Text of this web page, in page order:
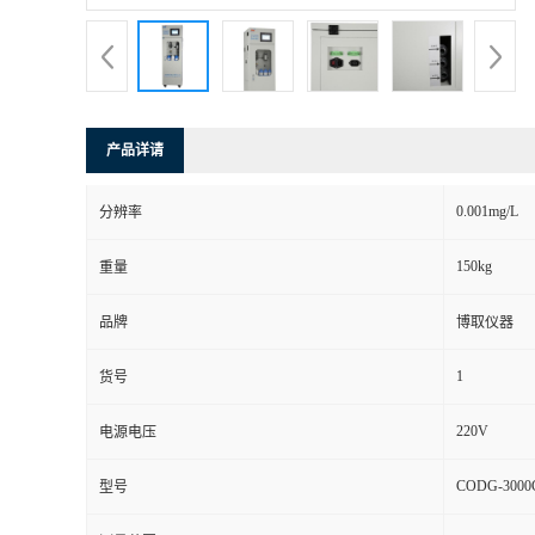
产品详请
分辨率 0.001mg/L
重量 150kg
品牌 博取仪器
货号 1
电源电压 220V
型号 CODG-